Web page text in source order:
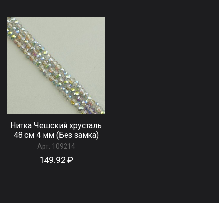
Нитка Чешский хрусталь
48 см 4 мм (Без замка)
Арт: 109214
149.92 ₽